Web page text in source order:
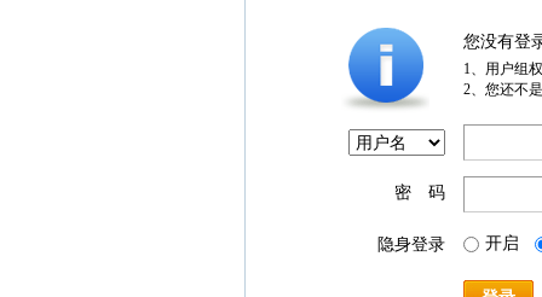
您没有登
1、用户组
2、您还不
密 码
隐身登录 开启